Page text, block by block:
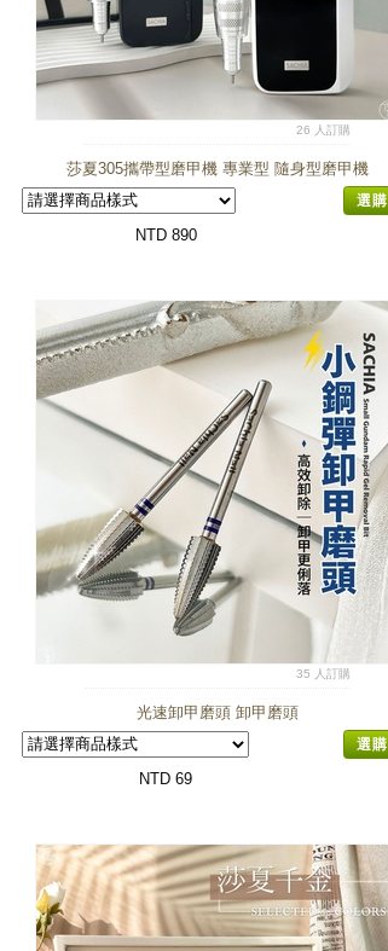
26 人訂購
莎夏305攜帶型磨甲機 專業型 隨身型磨甲機
選購
NTD 890
35 人訂購
光速卸甲磨頭 卸甲磨頭
選購
NTD 69